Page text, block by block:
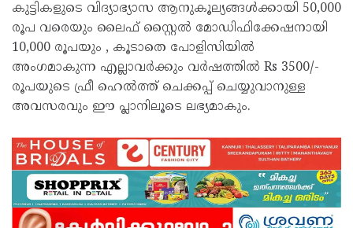
കുട്ടികളുടെ വിദ്യാഭ്യാസ ആനുകൂല്യങ്ങൾക്കായി 50,000
രൂപ വരെയും ലൈഫ് സ്റ്റൈൽ മോഡിഫിക്കേഷനായി
10,000 രൂപയും , കൂടാതെ പോളിസിയിൽ
അംഗമാകുന്ന എല്ലാവർക്കും വർഷത്തിൽ Rs 3500/-
രൂപയുടെ ഫ്രീ ഹെൽത്ത് ചെക്കപ്പ് ചെയ്യുവാനുള്ള
അവസരവും ഈ പ്ലാനിലൂടെ ലഭ്യമാകും.